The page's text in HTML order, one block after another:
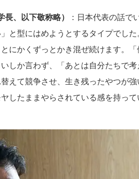
、以下敬称略）
：日本代表の話で
と型にはめようとするタイプでし
にかくずっとかき混ぜ続けます。
しか言わず、「あとは自分たちで考
えて競争させ、生き残ったやつが
したままやらされている感を持っ